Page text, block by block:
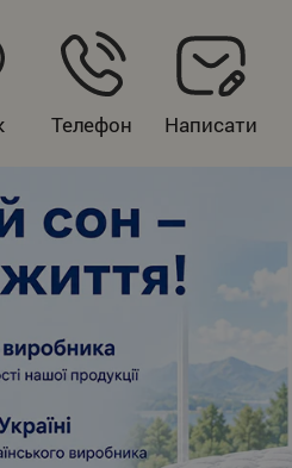
Телефон Написати